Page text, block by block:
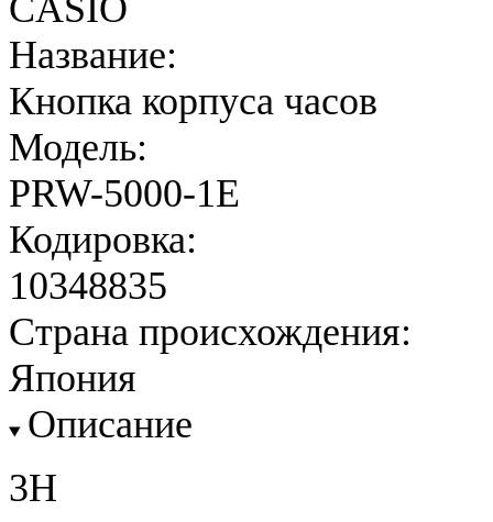
CASIO
Название:
Кнопка корпуса часов
Модель:
PRW-5000-1E
Кодировка:
10348835
Страна происхождения:
Япония
Описание
3H